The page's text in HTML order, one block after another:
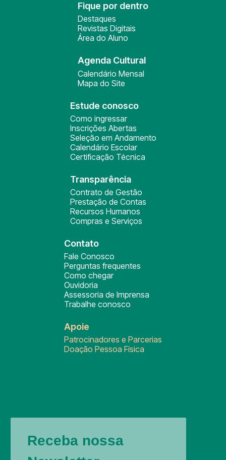
Fique por dentro
Destaques
Revistas Digitais
Área do Aluno
Agenda Cultural
Calendário Mensal
Mapa do Site
Estude conosco
Como ingressar
Inscrições Abertas
Seleção em Andamento
Calendário Escolar
Certificação Técnica
Transparência
Contrato de Gestão
Prestação de Contas
Recursos Humanos
Compras e Serviços
Contato
Fale Conosco
Perguntas frequentes
Como chegar
Ouvidoria
Assessoria de Imprensa
Trabalhe conosco
Apoie
Patrocinadores e Parcerias
Doação Pessoa Física